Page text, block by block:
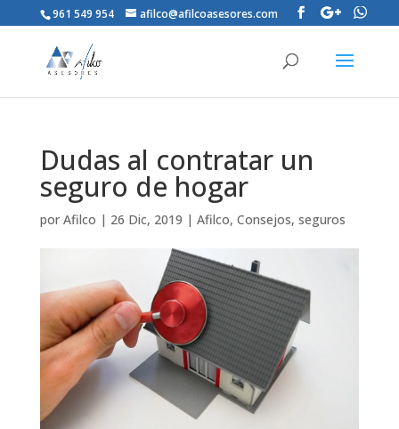
961 549 954 afilco@afilcoasesores.com
Dudas al contratar un
seguro de hogar
por Afilco | 26 Dic, 2019 | Afilco, Consejos, seguros